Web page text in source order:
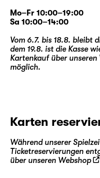
Mo–Fr 10:00–19:00
Sa 10:00–14:00
Vom 6.7. bis 18.8. bleibt
dem 19.8. ist die Kasse
Kartenkauf über unseren
möglich.
Karten
Während unserer
Ticketreservierungen
über unseren Webshop